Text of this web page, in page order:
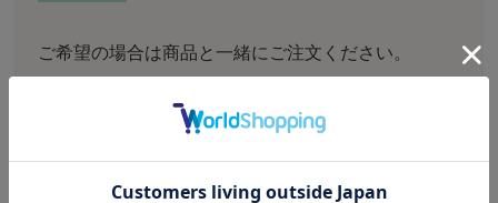
ご希望の場合は商品と一緒にご注文ください。
お客様の声